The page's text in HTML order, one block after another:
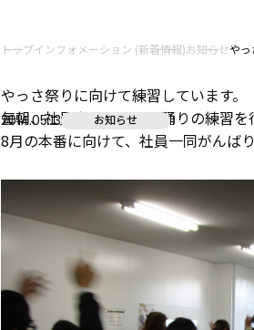
トップインフォメーション (新着情報)お知らせやっ
2014.05.13 お知らせ
やっさ祭りに向けて練習しています。
毎朝、社員全員でやっさ踊りの練習を
8月の本番に向けて、社員一同がんばり